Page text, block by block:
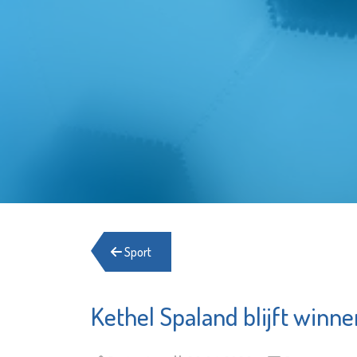
Sport
Kethel Spaland blijft
Stichting
Irado